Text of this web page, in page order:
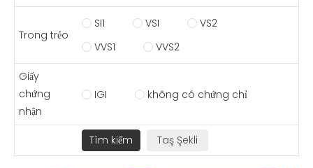
Trong trẻo
SI1 VSI
VS2
VVS1
VVS2
Giấy
chứng
nhận
IGI không có chứng chỉ